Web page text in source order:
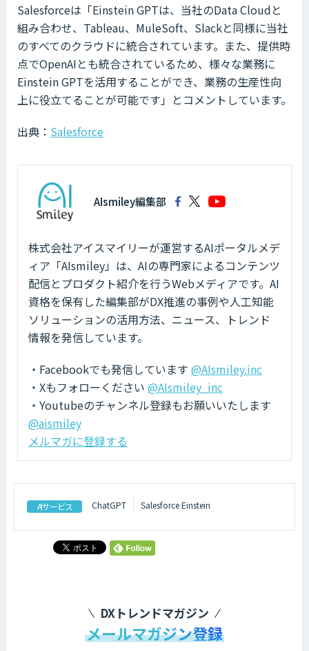
Salesforceは「Einstein GPTは、当社のData Cloudと
組み合わせ、Tableau、MuleSoft、Slackと同様に当社
のすべてのクラウドに統合されています。また、提供時
点でOpenAIとも統合されているため、様々な業務に
Einstein GPTを活用することができ、業務の生産性向
上に役立てることが可能です」とコメントしています。
出典： Salesforce
AIsmiley編集部
株式会社アイスマイリーが運営するAIポータルメデ
ィア「AIsmiley」は、AIの専門家によるコンテンツ
配信とプロダクト紹介を行うWebメディアです。AI
資格を保有した編集部がDX推進の事例や人工知能
ソリューションの活用方法、ニュース、トレンド
情報を発信しています。
・Facebookでも発信しています @AIsmiley.inc
・Xもフォローください @AIsmiley_inc
・Youtubeのチャンネル登録もお願いいたします
@aismiley
メルマガに登録する
AIサービス ChatGPT Salesforce Einstein
DXトレンドマガジン
メールマガジン登録